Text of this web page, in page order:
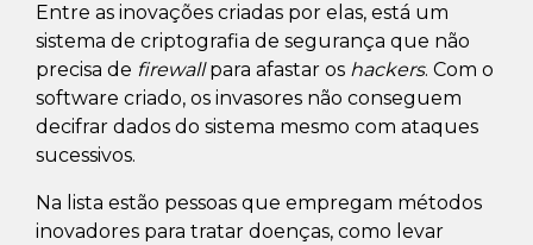
Entre as inovações criadas por elas, está um
sistema de criptografia de segurança que não
precisa de firewallpara afastar os hackers. Com o
software criado, os invasores não conseguem
decifrar dados do sistema mesmo com ataques
sucessivos.
Na lista estão pessoas que empregam métodos
inovadores para tratar doenças, como levar